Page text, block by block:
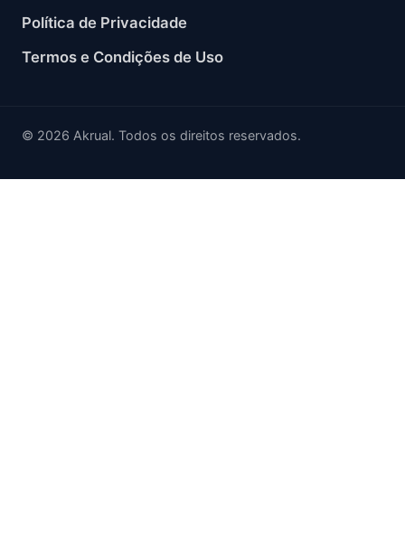
Política de Privacidade
Termos e Condições de Uso
© 2026 Akrual. Todos os direitos reservados.